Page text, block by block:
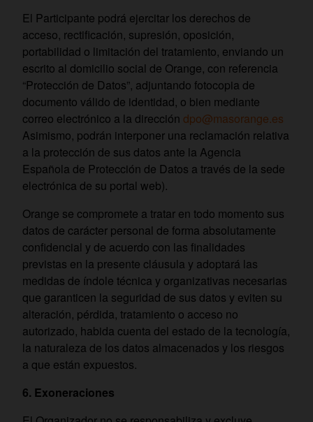
El Participante podrá ejercitar los derechos de
acceso, rectificación, supresión, oposición,
portabilidad o limitación del tratamiento, enviando un
escrito al domicilio social de Orange, con referencia
“Protección de Datos”, adjuntando fotocopia de
documento válido de identidad, o bien mediante
correo electrónico a la dirección dpo@masorange.es
Asimismo, podrán interponer una reclamación relativa
a la protección de sus datos ante la Agencia
Española de Protección de Datos a través de la sede
electrónica de su portal web).
Orange se compromete a tratar en todo momento sus
datos de carácter personal de forma absolutamente
confidencial y de acuerdo con las finalidades
previstas en la presente cláusula y adoptará las
medidas de índole técnica y organizativas necesarias
que garanticen la seguridad de sus datos y eviten su
alteración, pérdida, tratamiento o acceso no
autorizado, habida cuenta del estado de la tecnología,
la naturaleza de los datos almacenados y los riesgos
a que están expuestos.
6. Exoneraciones